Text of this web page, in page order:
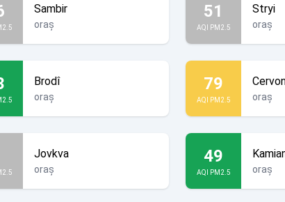
Sambir
oraș
51
AQI PM2.5
Stryi
oraș
Brodî
oraș
79
AQI PM2.5 oraș
Jovkva
oraș
49
AQI PM2.5 oraș